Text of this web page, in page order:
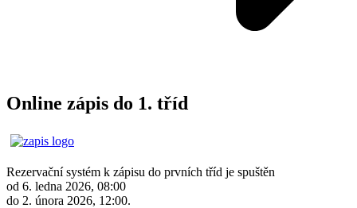
Online zápis do 1. tříd
Rezervační systém k zápisu do prvních tříd je spuštěn
od 6. ledna 2026, 08:00
do 2. února 2026, 12:00.